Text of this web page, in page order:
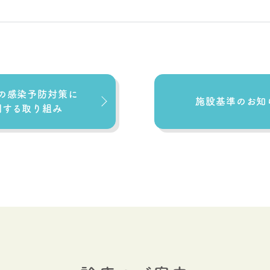
感染予防対策に
する取り組み
施設基準のお知